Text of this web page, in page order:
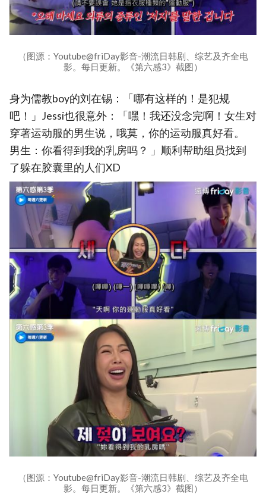
（图源：Youtube@friDay影音-潮流日韩剧、综艺及齐全电
影。每日更新。《第六感3》截图）
身为儒教boy的刘在锡：「哪有这样的！是犯规
吧！」Jessi也很意外：「嘿！我还没念完啊！女生对
穿著运动服的男生说，哦莫，你的运动服真好看。
男生：你看得到我的乳房吗？ 」顺利帮助组员找到
了躲在胶囊里的人们XD
（图源：Youtube@friDay影音-潮流日韩剧、综艺及齐全电
影。每日更新。《第六感3》截图）